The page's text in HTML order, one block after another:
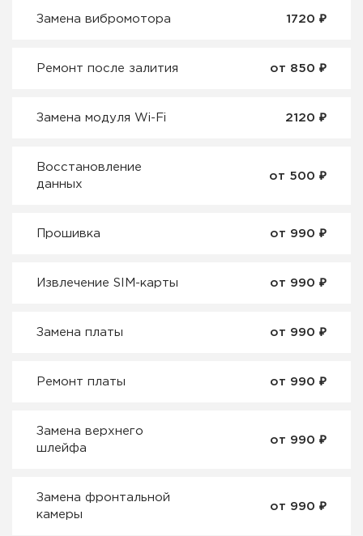
Замена вибромотора 1720 ₽
Ремонт после залития от 850 ₽
Замена модуля Wi-Fi 2120 ₽
Восстановление
данных
от 500 ₽
Прошивка от 990 ₽
Извлечение SIM-карты от 990 ₽
Замена платы от 990 ₽
Ремонт платы от 990 ₽
Замена верхнего
шлейфа
от 990 ₽
Замена фронтальной
камеры
от 990 ₽